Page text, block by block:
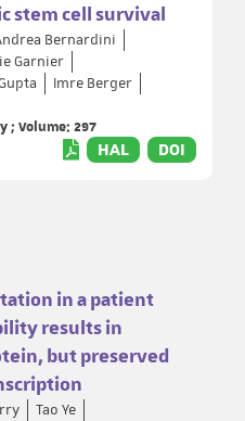
stem cell survival
Bernardini
Garnier
Imre Berger
; Volume: 297
HAL DOI
in a patient
results in
but preserved
Tao Ye